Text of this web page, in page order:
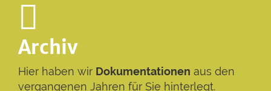
Archiv
Hier haben wir Dokumentationen aus den
vergangenen Jahren für Sie hinterlegt.